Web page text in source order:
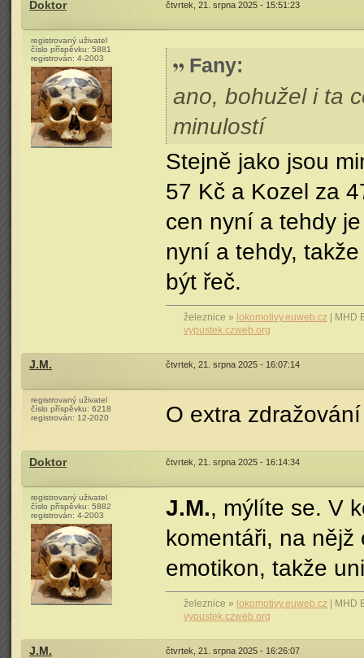
Doktor čtvrtek, 21. srpna 2025 - 15:51:23
registrovaný uživatel
číslo příspěvku: 5881
registrován: 4-2003 Fany:
ano, bohužel i ta
minulostí
Stejně jako jsou
57 Kč a Kozel za
cen nyní a tehdy
nyní a tehdy,
být řeč.
železnice » lokomotivy.euweb.cz | MHD
vypustek.czweb.org
J.M. čtvrtek, 21. srpna 2025 - 16:07:14
registrovaný uživatel
číslo příspěvku: 6218
registrován: 12-2020 O extra
Doktor čtvrtek, 21. srpna 2025 - 16:14:34
registrovaný uživatel
číslo příspěvku: 5882
registrován: 4-2003 J.M., mýlíte se. V
komentáři, na nějž
emotikon, takže
železnice » lokomotivy.euweb.cz | MHD
vypustek.czweb.org
J.M. čtvrtek, 21. srpna 2025 - 16:26:07